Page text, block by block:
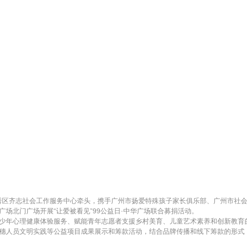
齐志社会工作服务中心牵头，携手广州市扬爱特殊孩子家长俱乐部、广州市社
北门广场开展“让爱被看见”99公益日·中华广场联合募捐活动。
年心理健康体验服务、赋能青年志愿者支援乡村美育、儿童艺术素养和创新教育
人员文明实践等公益项目成果展示和筹款活动，结合品牌传播和线下筹款的形式